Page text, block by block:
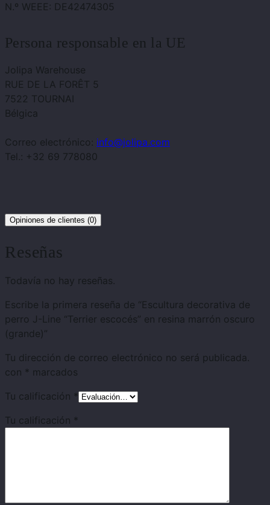
N.º WEEE: DE42474305
Persona responsable en la UE
Jolipa Warehouse
RUE DE LA FORÊT 5
7522 TOURNAI
Bélgica
Correo electrónico: info@jolipa.com
Tel.: +32 69 778080
Opiniones de clientes (0)
Reseñas
Todavía no hay reseñas.
Escribe la primera reseña de “Escultura decorativa de
perro J-Line “Terrier escocés” en resina marrón oscuro
(grande)”
Tu dirección de correo electrónico no será publicada.
con * marcados
Tu calificación *
Tu calificación *